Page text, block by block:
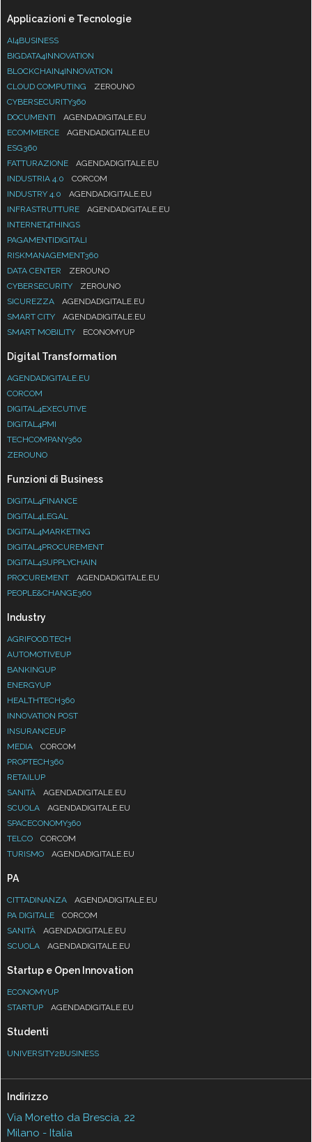
Applicazioni e Tecnologie
AI4BUSINESS
BIGDATA4INNOVATION
BLOCKCHAIN4INNOVATION
CLOUD COMPUTING
ZEROUNO
CYBERSECURITY360
DOCUMENTI
AGENDADIGITALE.EU
ECOMMERCE
AGENDADIGITALE.EU
ESG360
FATTURAZIONE
AGENDADIGITALE.EU
INDUSTRIA 4.0
CORCOM
INDUSTRY 4.0
AGENDADIGITALE.EU
INFRASTRUTTURE
AGENDADIGITALE.EU
INTERNET4THINGS
PAGAMENTIDIGITALI
RISKMANAGEMENT360
DATA CENTER
ZEROUNO
CYBERSECURITY
ZEROUNO
SICUREZZA
AGENDADIGITALE.EU
SMART CITY
AGENDADIGITALE.EU
SMART MOBILITY
ECONOMYUP
Digital Transformation
AGENDADIGITALE.EU
CORCOM
DIGITAL4EXECUTIVE
DIGITAL4PMI
TECHCOMPANY360
ZEROUNO
Funzioni di Business
DIGITAL4FINANCE
DIGITAL4LEGAL
DIGITAL4MARKETING
DIGITAL4PROCUREMENT
DIGITAL4SUPPLYCHAIN
PROCUREMENT
AGENDADIGITALE.EU
PEOPLE&CHANGE360
Industry
AGRIFOOD.TECH
AUTOMOTIVEUP
BANKINGUP
ENERGYUP
HEALTHTECH360
INNOVATION POST
INSURANCEUP
MEDIA
CORCOM
PROPTECH360
RETAILUP
SANITÀ
AGENDADIGITALE.EU
SCUOLA
AGENDADIGITALE.EU
SPACECONOMY360
TELCO
CORCOM
TURISMO
AGENDADIGITALE.EU
PA
CITTADINANZA
AGENDADIGITALE.EU
PA DIGITALE
CORCOM
SANITÀ
AGENDADIGITALE.EU
SCUOLA
AGENDADIGITALE.EU
Startup e Open Innovation
ECONOMYUP
STARTUP
AGENDADIGITALE.EU
Studenti
UNIVERSITY2BUSINESS
Indirizzo
Via Moretto da Brescia, 22
Milano - Italia